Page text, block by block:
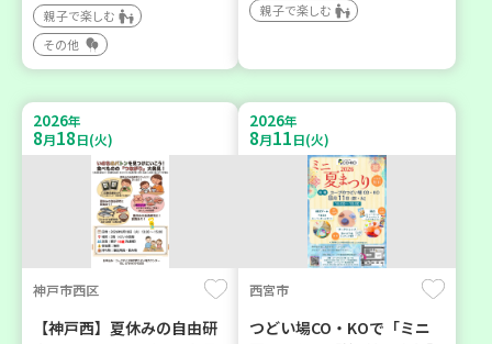
親子で楽しむ
その他
親子で楽しむ
2026年
8月18日(火)
神戸市西区
【神戸西】夏休みの自由研
2026年
8月11日(火)
西宮市
つどい場CO・KOで「ミニ